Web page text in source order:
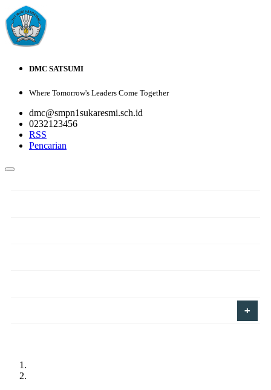
DMC SATSUMI
Where Tomorrow's Leaders Come Together
dmc@smpn1sukaresmi.sch.id
0232123456
RSS
Pencarian